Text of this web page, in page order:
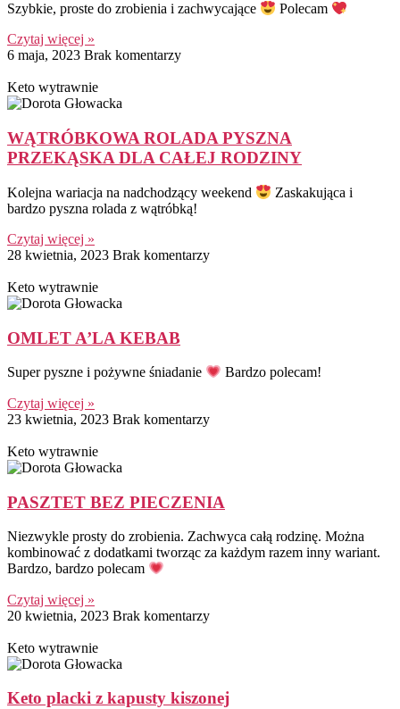
Szybkie, proste do zrobienia i zachwycające
Polecam
Czytaj więcej »
6 maja, 2023 Brak komentarzy
Keto wytrawnie
WĄTRÓBKOWA ROLADA PYSZNA
PRZEKĄSKA DLA CAŁEJ RODZINY
Kolejna wariacja na nadchodzący weekend
Zaskakująca i
bardzo pyszna rolada z wątróbką!
Czytaj więcej »
28 kwietnia, 2023 Brak komentarzy
Keto wytrawnie
OMLET A’LA KEBAB
Super pyszne i pożywne śniadanie
Bardzo polecam!
Czytaj więcej »
23 kwietnia, 2023 Brak komentarzy
Keto wytrawnie
PASZTET BEZ PIECZENIA
Niezwykle prosty do zrobienia. Zachwyca całą rodzinę. Można
kombinować z dodatkami tworząc za każdym razem inny wariant.
Bardzo, bardzo polecam
Czytaj więcej »
20 kwietnia, 2023 Brak komentarzy
Keto wytrawnie
Keto placki z kapusty kiszonej